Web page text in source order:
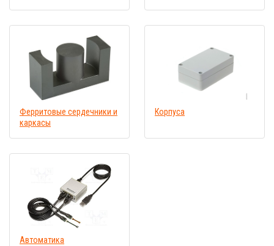
Ферритовые сердечники и
каркасы
Корпуса
Автоматика